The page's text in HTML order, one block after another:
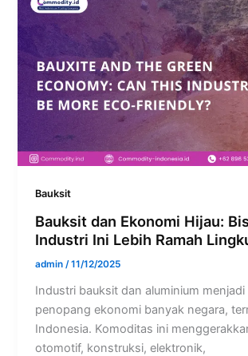
Bauksit
Bauksit dan Ekonomi Hijau:
Industri Ini Lebih Ramah
admin /11/12/2025
Industri bauksit dan aluminium
penopang ekonomi banyak negara,
Indonesia. Komoditas ini
otomotif, konstruksi, elektronik,